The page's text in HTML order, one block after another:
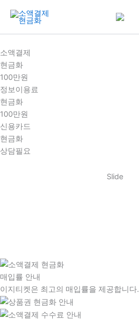
건
너
뛰
기
소액결제
현금화
100만원
정보이용료
현금화
100만원
신용카드
현금화
상담필요
Slide
매입률 안내
이지티켓은 최고의 매입률을 제공합니다.